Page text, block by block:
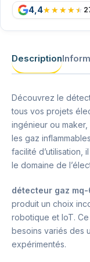
4,4
Description
Découvrez le
tous vos projets
ingénieur ou
les gaz
facilité d’utilisation,
le domaine de
détecteur gaz mq-
produit un choix
robotique et IoT.
besoins variés des
expérimentés.